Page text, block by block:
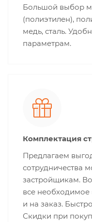
Большой выбор
(полиэтилен),
медь, сталь.
параметрам.
Комплектация
Предлагаем
сотрудничества
застройщикам.
все необходимое
и на заказ.
Скидки при